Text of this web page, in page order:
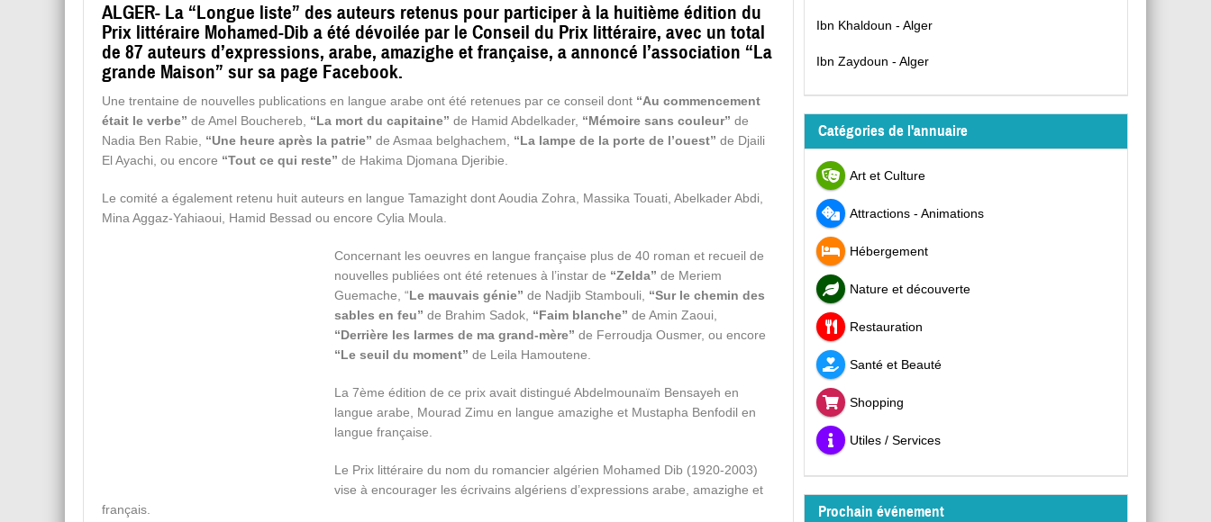
ALGER- La “Longue liste” des auteurs retenus pour participer à la huitième édition du
Prix littéraire Mohamed-Dib a été dévoilée par le Conseil du Prix littéraire, avec un total
de 87 auteurs d’expressions, arabe, amazighe et française, a annoncé l’association “La
grande Maison” sur sa page Facebook.
Une trentaine de nouvelles publications en langue arabe ont été retenues par ce conseil dont “Au commencement
était le verbe” de Amel Bouchereb, “La mort du capitaine” de Hamid Abdelkader, “Mémoire sans couleur” de
Nadia Ben Rabie, “Une heure après la patrie” de Asmaa belghachem, “La lampe de la porte de l’ouest” de Djaili
El Ayachi, ou encore “Tout ce qui reste” de Hakima Djomana Djeribie.
Le comité a également retenu huit auteurs en langue Tamazight dont Aoudia Zohra, Massika Touati, Abelkader Abdi,
Mina Aggaz-Yahiaoui, Hamid Bessad ou encore Cylia Moula.
Concernant les oeuvres en langue française plus de 40 roman et recueil de
nouvelles publiées ont été retenues à l’instar de “Zelda” de Meriem
Guemache, “Le mauvais génie” de Nadjib Stambouli, “Sur le chemin des
sables en feu” de Brahim Sadok, “Faim blanche” de Amin Zaoui,
“Derrière les larmes de ma grand-mère” de Ferroudja Ousmer, ou encore
“Le seuil du moment” de Leila Hamoutene.
La 7ème édition de ce prix avait distingué Abdelmounaïm Bensayeh en
langue arabe, Mourad Zimu en langue amazighe et Mustapha Benfodil en
langue française.
Le Prix littéraire du nom du romancier algérien Mohamed Dib (1920-2003)
vise à encourager les écrivains algériens d’expressions arabe, amazighe et
français.
Ibn Khaldoun - Alger
Ibn Zaydoun - Alger
Catégories de l'annuaire
Art et Culture
Attractions - Animations
Hébergement
Nature et découverte
Restauration
Santé et Beauté
Shopping
Utiles / Services
Prochain événement